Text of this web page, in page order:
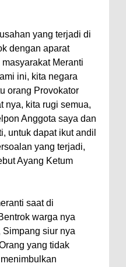
yang terjadi di
dengan aparat
Meranti
ini, kita negara
orang Provokator
nya, kita rugi semua,
Anggota saya dan
untuk dapat ikut andil
yang terjadi,
Ayang Ketum
saat di
warga nya
siur nya
yang tidak